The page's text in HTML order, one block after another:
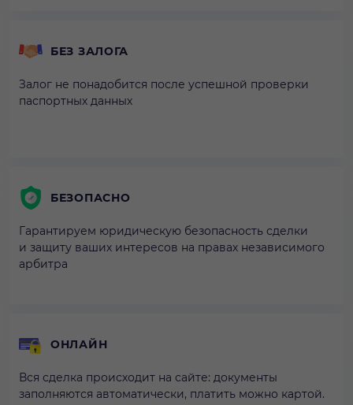
БЕЗ ЗАЛОГА
Залог не понадобится после успешной проверки
паспортных данных
БЕЗОПАСНО
Гарантируем юридическую безопасность сделки
и защиту ваших интересов на правах независимого
арбитра
ОНЛАЙН
Вся сделка происходит на сайте: документы
заполняются автоматически, платить можно картой.